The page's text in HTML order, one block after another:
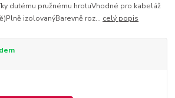
dutému pružnému hrotuVhodné pro kabeláž
izolovanýBarevně roz... celý popis